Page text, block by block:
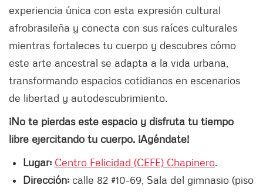
experiencia única con esta expresión cultural
afrobrasileña y conecta con sus raíces culturales
mientras fortaleces tu cuerpo y descubres cómo
este arte ancestral se adapta a la vida urbana,
transformando espacios cotidianos en escenarios
de libertad y autodescubrimiento.
¡No te pierdas este espacio y disfruta tu tiempo
libre ejercitando tu cuerpo. ¡Agéndate!
Lugar: Centro Felicidad (CEFE) Chapinero.
Dirección: calle 82 #10-69, Sala del gimnasio (piso